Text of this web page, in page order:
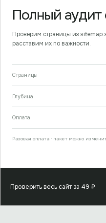
Полный аудит
Проверим страницы из
расставим их по важности.
Страницы
Глубина
Оплата
Разовая оплата · пакет можно
Проверить весь сайт за 49 ₽